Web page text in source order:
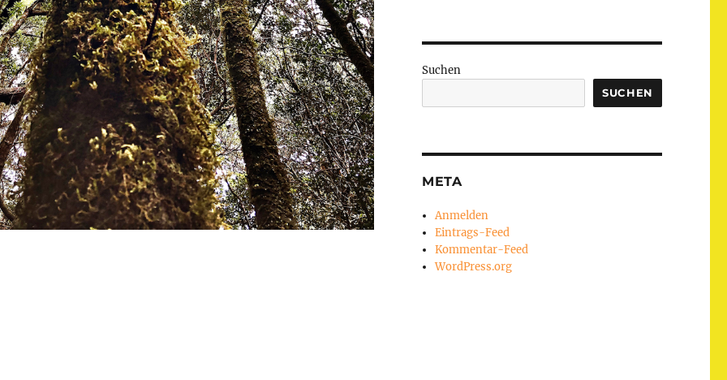
Suchen
SUCHEN
META
Anmelden
Eintrags-Feed
Kommentar-Feed
WordPress.org